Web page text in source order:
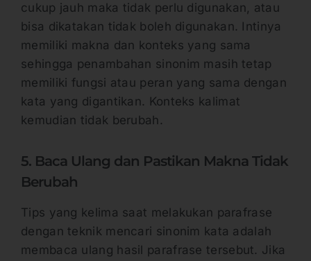
cukup jauh maka tidak perlu digunakan, atau
bisa dikatakan tidak boleh digunakan. Intinya
memiliki makna dan konteks yang sama
sehingga penambahan sinonim masih tetap
memiliki fungsi atau peran yang sama dengan
kata yang digantikan. Konteks kalimat
kemudian tidak berubah.
5. Baca Ulang dan Pastikan Makna Tidak
Berubah
Tips yang kelima saat melakukan parafrase
dengan teknik mencari sinonim kata adalah
membaca ulang hasil parafrase tersebut. Jika